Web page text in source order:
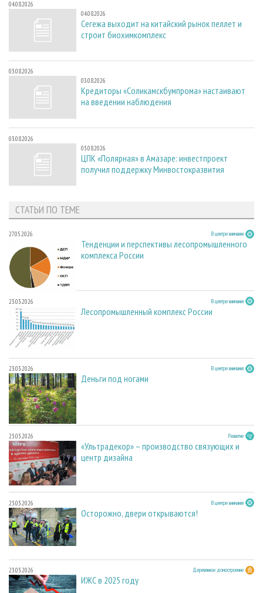
04.08.2026
04.08.2026
Сегежа выходит на китайский рынок пеллет и
строит биохимкомплекс
03.08.2026
03.08.2026
Кредиторы «Соликамскбумпрома» настаивают
на введении наблюдения
03.08.2026
03.08.2026
ЦПК «Полярная» в Амазаре: инвестпроект
получил поддержку Минвостокразвития
СТАТЬИ ПО ТЕМЕ
27.05.2026 В центре внимания
Тенденции и перспективы лесопромышленного
комплекса России
23.03.2026 В центре внимания
Лесопромышленный комплекс России
23.03.2026 В центре внимания
Деньги под ногами
23.03.2026 Развитие
«Ультрадекор» – производство связующих и
центр дизайна
23.03.2026 В центре внимания
Осторожно, двери открываются!
23.03.2026 Деревянное домостроение
ИЖС в 2025 году